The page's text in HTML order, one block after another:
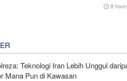
8
Teknologi Iran Lebih Unggul
Mana Pun di Kawasan